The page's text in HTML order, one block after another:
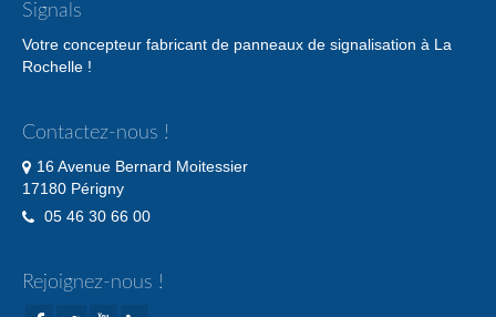
Signals
Votre concepteur fabricant de panneaux de signalisation à La
Rochelle !
Contactez-nous !
16 Avenue Bernard Moitessier
17180 Périgny
05 46 30 66 00
Rejoignez-nous !